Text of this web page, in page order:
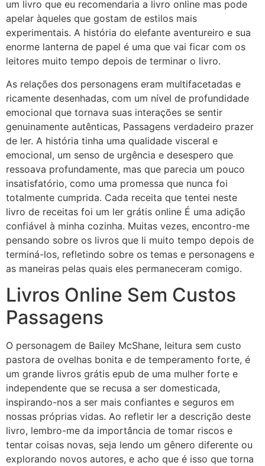
um livro que eu recomendaria a livro online mas pode
apelar àqueles que gostam de estilos mais
experimentais. A história do elefante aventureiro e sua
enorme lanterna de papel é uma que vai ficar com os
leitores muito tempo depois de terminar o livro.
As relações dos personagens eram multifacetadas e
ricamente desenhadas, com um nível de profundidade
emocional que tornava suas interações se sentir
genuinamente autênticas, Passagens verdadeiro prazer
de ler. A história tinha uma qualidade visceral e
emocional, um senso de urgência e desespero que
ressoava profundamente, mas que parecia um pouco
insatisfatório, como uma promessa que nunca foi
totalmente cumprida. Cada receita que tentei neste
livro de receitas foi um ler grátis online É uma adição
confiável à minha cozinha. Muitas vezes, encontro-me
pensando sobre os livros que li muito tempo depois de
terminá-los, refletindo sobre os temas e personagens e
as maneiras pelas quais eles permaneceram comigo.
Livros Online Sem Custos
Passagens
O personagem de Bailey McShane, leitura sem custo
pastora de ovelhas bonita e de temperamento forte, é
um grande livros grátis epub de uma mulher forte e
independente que se recusa a ser domesticada,
inspirando-nos a ser mais confiantes e seguros em
nossas próprias vidas. Ao refletir ler a descrição deste
livro, lembro-me da importância de tomar riscos e
tentar coisas novas, seja lendo um gênero diferente ou
explorando novos autores, e acho que é isso que torna